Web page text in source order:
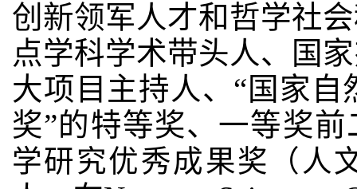
创新领军人才和哲学社
点学科学术带头人、国
大项目主持人、“国家
奖”的特等奖、一等奖
学研究优秀成果奖（人